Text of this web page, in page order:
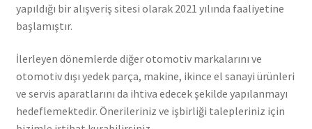
yapıldığı bir alışveriş sitesi olarak 2021 yılında faaliyetine
başlamıştır.
İlerleyen dönemlerde diğer otomotiv markalarını ve
otomotiv dışı yedek parça, makine, ikince el sanayi ürünleri
ve servis aparatlarını da ihtiva edecek şekilde yapılanmayı
hedeflemektedir. Önerileriniz ve işbirliği talepleriniz için